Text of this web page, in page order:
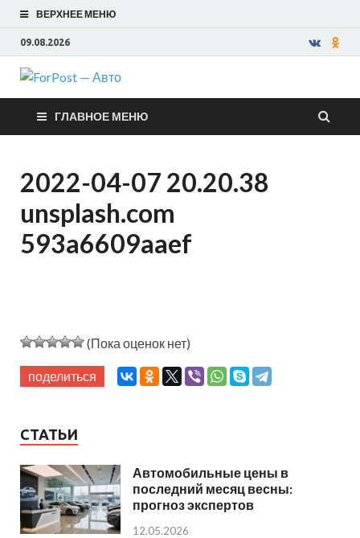
ВЕРХНЕЕ МЕНЮ
09.08.2026
ForPost —
Авто
ГЛАВНОЕ МЕНЮ
2022-04-07 20.20.38
unsplash.com
593a6609aaef
(Пока оценок нет)
поделиться
СТАТЬИ
Автомобильные цены в
последний месяц весны:
прогноз экспертов
12.05.2026